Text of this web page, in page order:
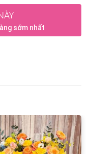
sớm nhất